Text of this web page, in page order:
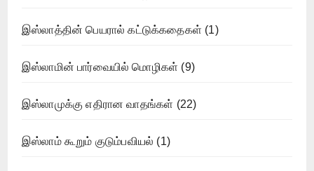
இஸ்லாத்தின் பெயரால் கட்டுக்கதைகள் (1)
இஸ்லாமின் பார்வையில் மொழிகள் (9)
இஸ்லாமுக்கு எதிரான வாதங்கள் (22)
இஸ்லாம் கூறும் குடும்பவியல் (1)